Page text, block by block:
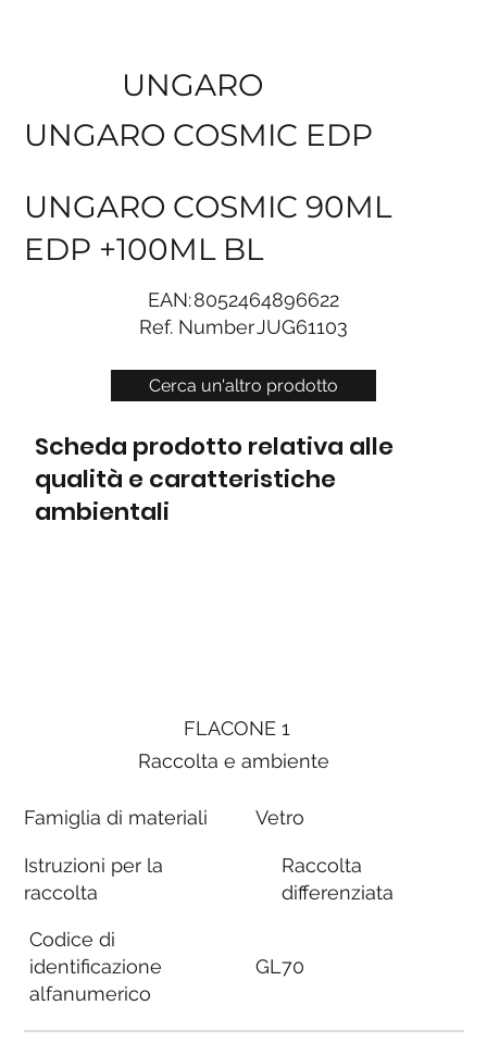
Cerca un'altro prodotto
UNGARO
UNGARO COSMIC EDP
UNGARO COSMIC 90ML
EDP +100ML BL
EAN:8052464896622
Ref. NumberJUG61103
Scheda prodotto relativa alle
qualità e caratteristiche
ambientali
FLACONE 1
Raccolta e ambiente
Famiglia di materiali
Istruzioni per la
raccolta
Codice di
identificazione
alfanumerico
Vetro
Raccolta
differenziata
GL70